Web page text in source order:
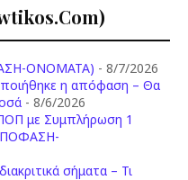
ΟΝΟΜΑΤΑ) - 8/7/2026
η απόφαση – Θα
- 8/6/2026
με Συμπλήρωση 1
σήματα – Τι